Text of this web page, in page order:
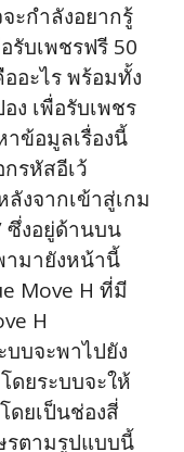
ะกำลังอยากรู้
รับเพชรฟรี 50
อะไร พร้อมทั้ง
ง เพื่อรับเพชร
ข้อมูลเรื่องนี้
รหัสอีเว้
งจากเข้าสู่เกม
ซึ่งอยู่ด้านบน
ามายังหน้านี้
Move H ที่มี
H
บบจะพาไปยัง
ดยระบบจะให้
ดยเป็นช่องสี่
รตามรูปแบบนี้